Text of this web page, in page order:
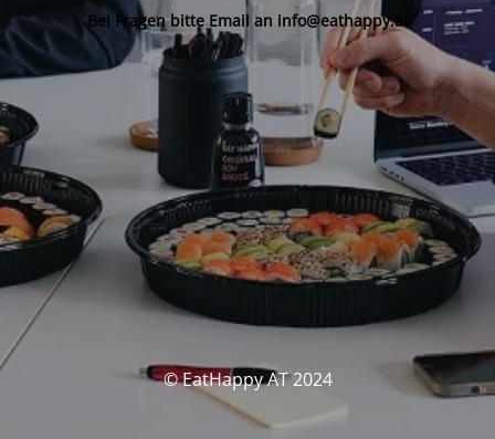
Bei Fragen bitte Email an info@eathappy.at
© EatHappy AT 2024